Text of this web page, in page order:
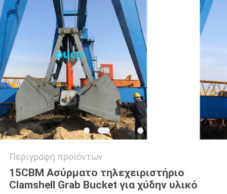
ΠΟΛΙΤΙΚΉ
ΑΠΟΡΡΉΤΟΥ
Περιγραφή προϊόντων
15CBM Ασύρματο τηλεχειριστήριο
Clamshell Grab Bucket για χύδην υλικό